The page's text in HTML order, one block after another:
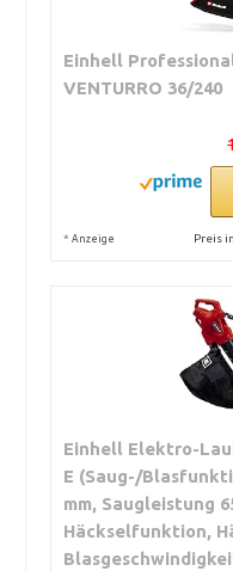
Einhell
VENTURRO 36/240
* Anzeige Preis
Einhell Elektro-
E (Saug-/
mm, Saugleistung
Häckselfunktion,